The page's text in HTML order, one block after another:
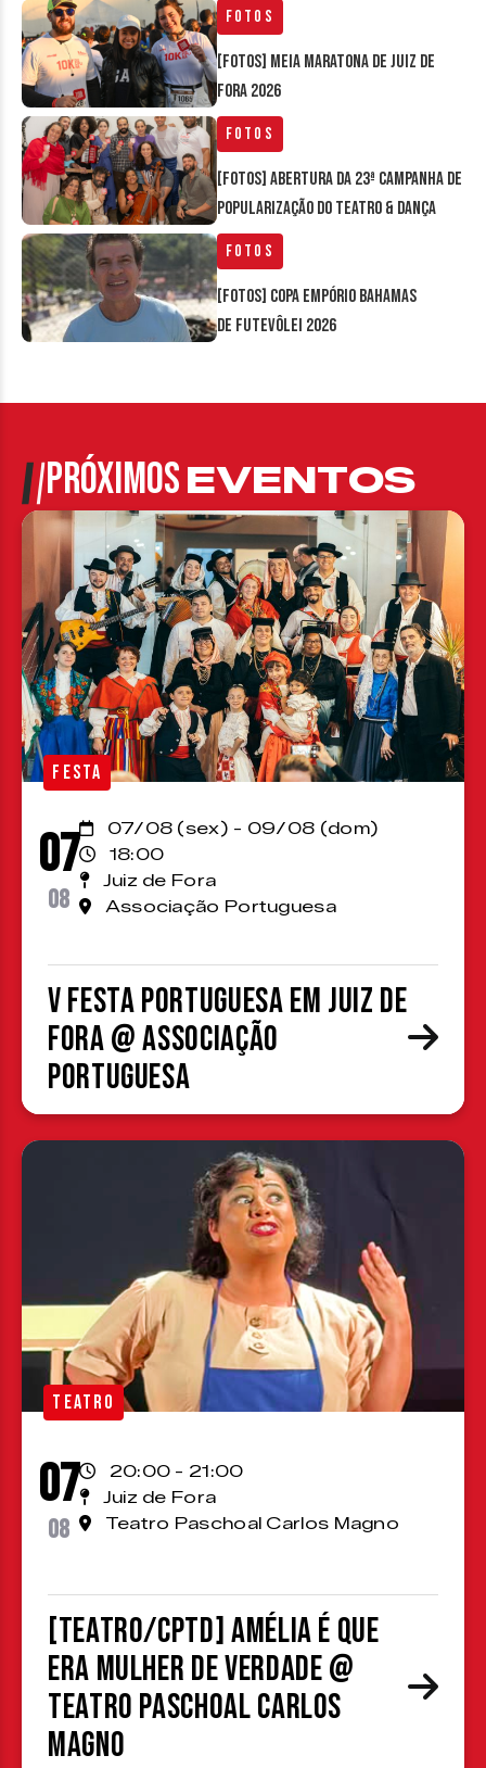
Fotos
[FOTOS] Meia Maratona de Juiz de
Fora 2026
Fotos
[FOTOS] Abertura da 23ª Campanha de
Popularização do Teatro & Dança
Fotos
[FOTOS] Copa Empório Bahamas
de Futevôlei 2026
PRÓXIMOSEVENTOS
FESTA
07
08
07/08 (sex) - 09/08 (dom)
18:00
Juiz de Fora
Associação Portuguesa
V Festa Portuguesa em Juiz de
Fora @ Associação
Portuguesa
TEATRO
07
08
20:00 - 21:00
Juiz de Fora
Teatro Paschoal Carlos Magno
[TEATRO/CPTD] Amélia é que
era mulher de verdade @
Teatro Paschoal Carlos
Magno